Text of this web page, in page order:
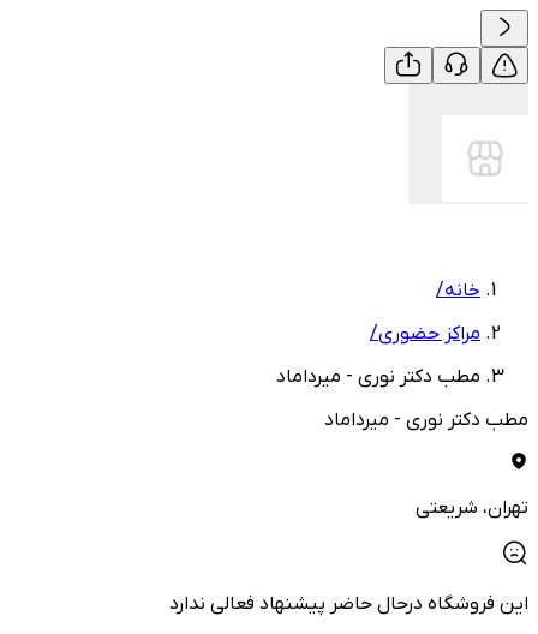
خانه/
مراکز حضوری/
مطب دکتر نوری - میرداماد
مطب دکتر نوری - میرداماد
تهران، شریعتی
این فروشگاه درحال حاضر پیشنهاد فعالی ندارد